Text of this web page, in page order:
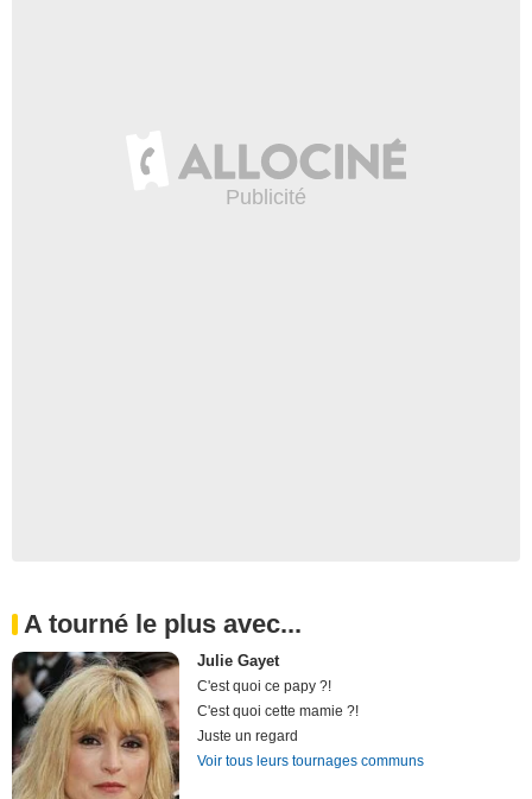
A tourné le plus avec...
Julie Gayet
C'est quoi ce papy ?!
C'est quoi cette mamie ?!
Juste un regard
Voir tous leurs tournages communs